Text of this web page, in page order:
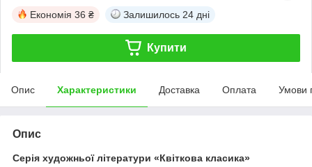
Економія 36 ₴ Залишилось 24 дні
Купити
Опис Характеристики Доставка Оплата Умови
Опис
Серія художньої літератури «Квіткова класика»